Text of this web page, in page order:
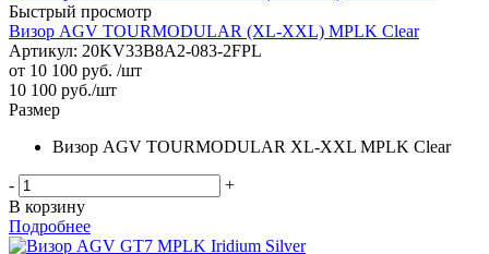
Быстрый просмотр
Визор AGV TOURMODULAR (XL-XXL) MPLK Clear
Артикул: 20KV33B8A2-083-2FPL
от 10 100 руб. /шт
10 100 руб./шт
Размер
Визор AGV TOURMODULAR XL-XXL MPLK Clear
-
+
В корзину
Подробнее